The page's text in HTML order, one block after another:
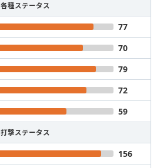
各種ステータス
77
70
79
72
59
打撃ステータス
156